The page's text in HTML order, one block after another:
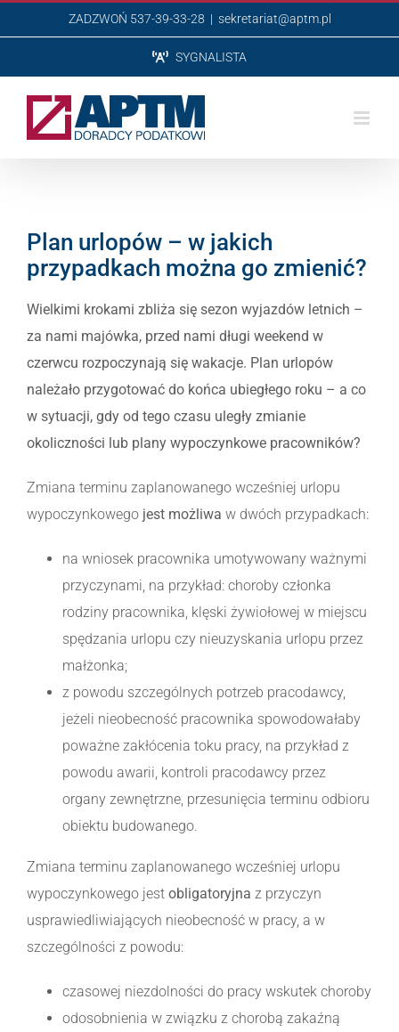
do
ZADZWOŃ 537-39-33-28 | sekretariat@aptm.pl
SYGNALISTA
Plan urlopów – w jakich
przypadkach można go zmienić?
Wielkimi krokami zbliża się sezon wyjazdów letnich –
za nami majówka, przed nami długi weekend w
czerwcu rozpoczynają się wakacje. Plan urlopów
należało przygotować do końca ubiegłego roku – a co
w sytuacji, gdy od tego czasu uległy zmianie
okoliczności lub plany wypoczynkowe pracowników?
Zmiana terminu zaplanowanego wcześniej urlopu
wypoczynkowego jest możliwa w dwóch przypadkach:
na wniosek pracownika umotywowany ważnymi
przyczynami, na przykład: choroby członka
rodziny pracownika, klęski żywiołowej w miejscu
spędzania urlopu czy nieuzyskania urlopu przez
małżonka;
z powodu szczególnych potrzeb pracodawcy,
jeżeli nieobecność pracownika spowodowałaby
poważne zakłócenia toku pracy, na przykład z
powodu awarii, kontroli pracodawcy przez
organy zewnętrzne, przesunięcia terminu odbioru
obiektu budowanego.
Zmiana terminu zaplanowanego wcześniej urlopu
wypoczynkowego jest obligatoryjna z przyczyn
usprawiedliwiających nieobecność w pracy, a w
szczególności z powodu:
czasowej niezdolności do pracy wskutek choroby
odosobnienia w związku z chorobą zakaźną